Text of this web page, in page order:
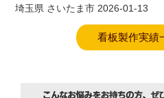
埼玉県 さいたま市 2026-01-13
看板製作実績